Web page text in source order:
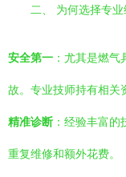
二、 为何选择专业
安全第一 ：尤其是燃
故。专业技师持有相关
精准诊断 ：经验丰富
重复维修和额外花费。